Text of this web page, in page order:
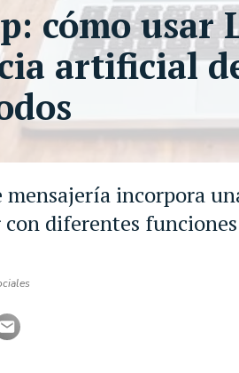
incorpora
con diferentes
cómo usar
artificial